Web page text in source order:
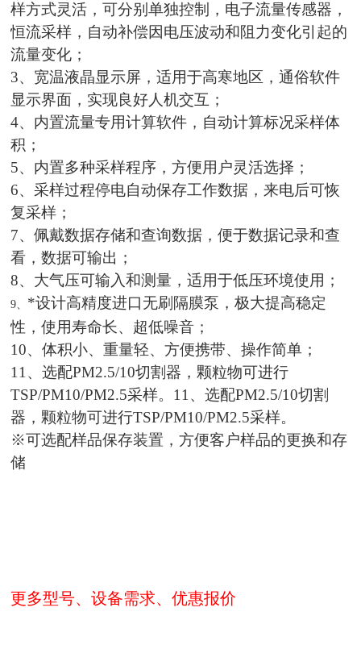
样方式灵活，可分别单独控制，电子流量传感器，
恒流采样，自动补偿因电压波动和阻力变化引起的
流量变化；
3、宽温液晶显示屏，适用于高寒地区，通俗软件
显示界面，实现良好人机交互；
4、内置流量专用计算软件，自动计算标况采样体
积；
5、内置多种采样程序，方便用户灵活选择；
6、采样过程停电自动保存工作数据，来电后可恢
复采样；
7、佩戴数据存储和查询数据，便于数据记录和查
看，数据可输出；
8、大气压可输入和测量，适用于低压环境使用；
9、 *设计高精度进口无刷隔膜泵，极大提高稳定
性，使用寿命长、超低噪音；
10、体积小、重量轻、方便携带、操作简单；
11、选配PM2.5/10切割器，颗粒物可进行
TSP/PM10/PM2.5采样。11、选配PM2.5/10切割
器，颗粒物可进行TSP/PM10/PM2.5采样。
※可选配样品保存装置，方便客户样品的更换和存
储
更多型号、设备需求、优惠报价